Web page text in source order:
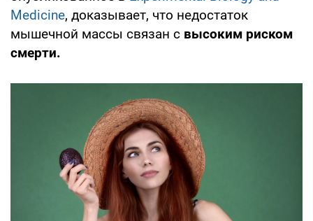
Medicine, доказывает, что недостаток
мышечной массы связан с высоким риском
смерти.